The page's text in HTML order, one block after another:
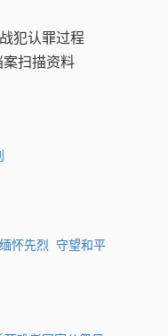
犯认罪过程
扫描资料
怀先烈 守望和平